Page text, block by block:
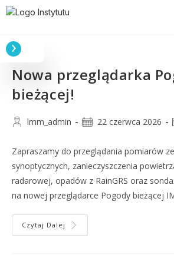
Nowa przeglądarka
bieżącej!
lmm_admin 22 czerwca 2026
Zapraszamy do przeglądania pomiarów
synoptycznych, zanieczyszczenia
radarowej, opadów z RainGRS oraz
na nowej przeglądarce Pogody bieżącej
Czytaj Dalej